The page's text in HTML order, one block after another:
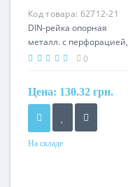
Код товара: 62712-21
DIN-рейка опорная
металл. с перфорацией,
TS35 DZN-CR0.6_ZNCR
0
Цена: 130.32 грн.
На складе